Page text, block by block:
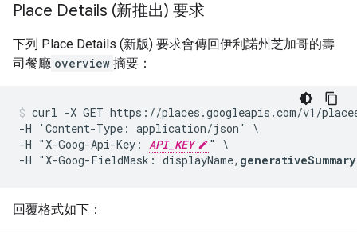
Place Details (新推出) 要求
下列 Place Details (新版) 要求會傳回伊利諾州芝加哥的壽
司餐廳 overview 摘要：
curl -X GET https://places.googleapis.com/v1/places/
-H 'Content-Type: application/json' \
-H "X-Goog-Api-Key: API_KEY
" \
-H "X-Goog-FieldMask: displayName, generativeSummary
回覆格式如下：